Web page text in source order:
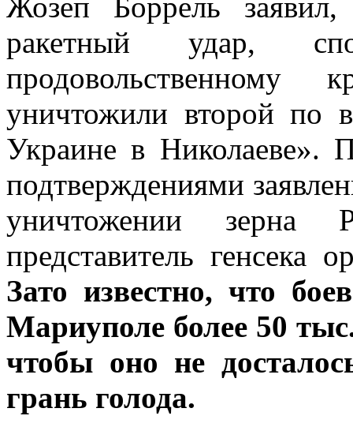
ракетный удар,
продовольственному
уничтожили второй по
Украине в Николаеве».
подтверждениями
уничтожении зерна
представитель генсека
Зато известно, что
Мариуполе более 50
чтобы оно не
грань голода.